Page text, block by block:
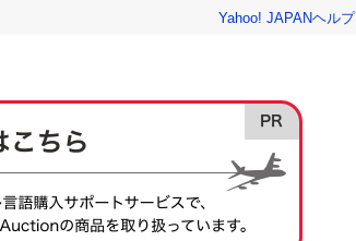
Yahoo! JAPANヘルプ